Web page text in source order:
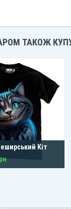
ТАКОЖ
Кіт